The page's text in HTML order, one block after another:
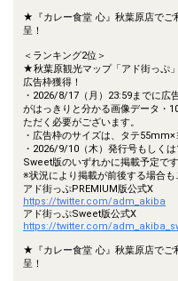
★『カレー食堂 心』秋葉原店でご
呈！
＜ランキング2位＞
★秋葉原観光マップ「アド街っぷ
広告枠獲得！
・2026/8/17（月）23:59までに広
がはっきりと分かる画像データ・
ただく必要がございます。
・広告枠のサイズは、タテ55mm×
・2026/9/10（木）発行号もしく
Sweet版のいずれかに掲載予定です
※状況により掲載が前後する場合も
アド街っぷPREMIUM版公式X
https://twitter.com/adm_akiba
アド街っぷSweet版公式X
https://twitter.com/
★『カレー食堂 心』秋葉原店でご
呈！